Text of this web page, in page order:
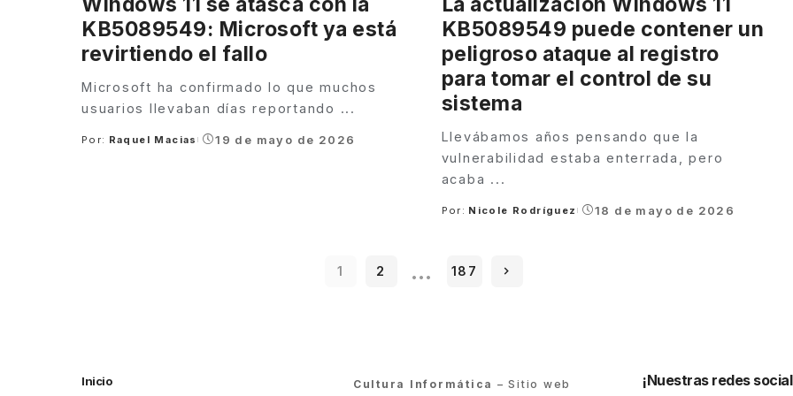
KB5089549: Microsoft ya está
revirtiendo el fallo
Microsoft ha confirmado lo que muchos
usuarios llevaban días reportando ...
Posted
Por: Raquel Macias 19 de mayo de 2026
KB5089549 puede contener un
peligroso ataque al registro
para tomar el control de su
sistema
Llevábamos años pensando que la
vulnerabilidad estaba enterrada, pero
acaba ...
Posted
Por: Nicole Rodríguez 18 de mayo de 2026
1 2 … 187
Inicio Cultura Informática – Sitio web
¡Nuestras redes